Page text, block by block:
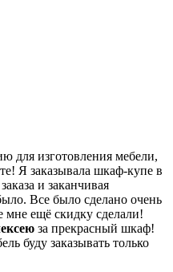
для изготовления мебели,
Я заказывала шкаф-купе в
и заканчивая
Все было сделано очень
мне ещё скидку сделали!
за прекрасный шкаф!
буду заказывать только